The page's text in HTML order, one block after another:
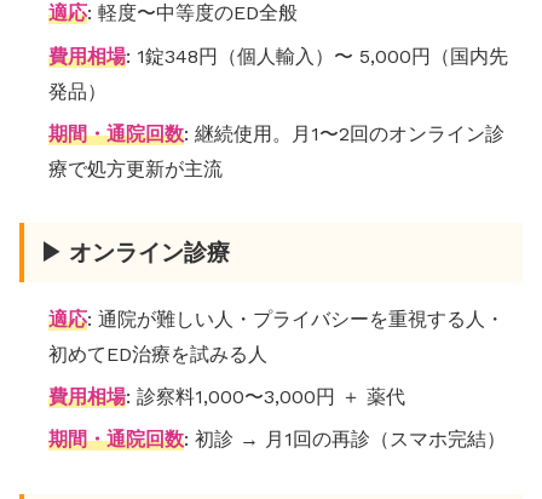
適応: 軽度〜中等度のED全般
費用相場: 1錠348円（個人輸入）〜 5,000円（国内先
発品）
期間・通院回数: 継続使用。月1〜2回のオンライン診
療で処方更新が主流
▶ オンライン診療
適応: 通院が難しい人・プライバシーを重視する人・
初めてED治療を試みる人
費用相場: 診察料1,000〜3,000円 ＋ 薬代
期間・通院回数: 初診 → 月1回の再診（スマホ完結）